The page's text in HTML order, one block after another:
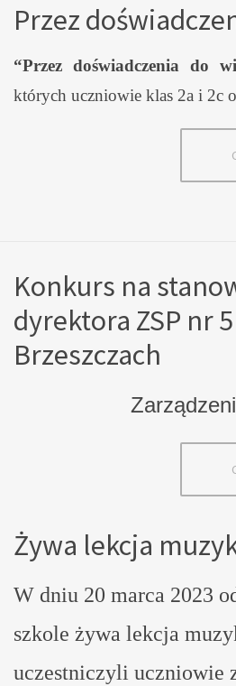
Przez
“Przez doświadczenia do
których uczniowie klas 2a i 2c
Konkurs na
dyrektora ZSP nr
Brzeszczach
Żywa lekcja
W dniu 20 marca 2023
szkole żywa lekcja
uczestniczyli uczniowie